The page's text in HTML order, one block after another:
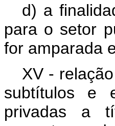
d) a
para o setor
for amparada
XV -
subtítulos e
privadas a